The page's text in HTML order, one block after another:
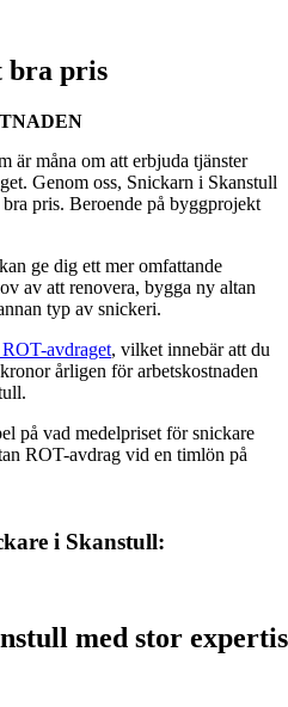
bra pris
är måna om att erbjuda tjänster
Genom oss, Snickarn i Skanstull
pris. Beroende på byggprojekt
ge dig ett mer omfattande
av att renovera, bygga ny altan
typ av snickeri.
ROT-avdraget, vilket innebär att du
årligen för arbetskostnaden
på vad medelpriset för snickare
ROT-avdrag vid en timlön på
i Skanstull:
med stor expertis